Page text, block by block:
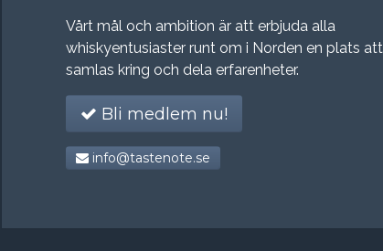
Vårt mål och ambition är att erbjuda alla
whiskyentusiaster runt om i Norden en plats att
samlas kring och dela erfarenheter.
Bli medlem nu!
info@tastenote.se